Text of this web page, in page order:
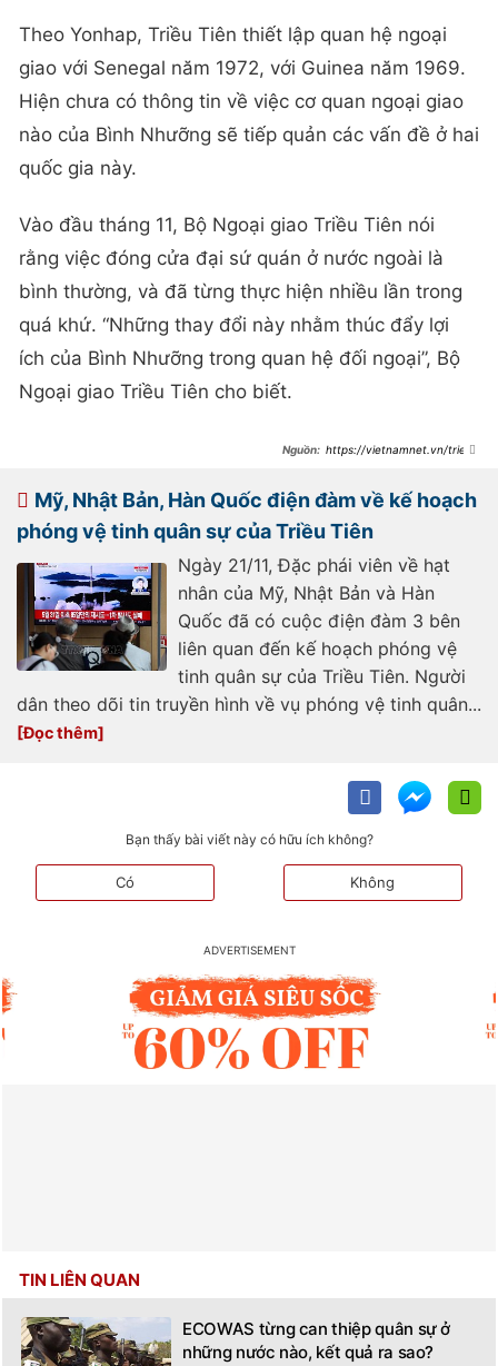
Theo Yonhap, Triều Tiên thiết lập quan hệ ngoại
giao với Senegal năm 1972, với Guinea năm 1969.
Hiện chưa có thông tin về việc cơ quan ngoại giao
nào của Bình Nhưỡng sẽ tiếp quản các vấn đề ở hai
quốc gia này.
Vào đầu tháng 11, Bộ Ngoại giao Triều Tiên nói
rằng việc đóng cửa đại sứ quán ở nước ngoài là
bình thường, và đã từng thực hiện nhiều lần trong
quá khứ. “Những thay đổi này nhằm thúc đẩy lợi
ích của Bình Nhưỡng trong quan hệ đối ngoại”, Bộ
Ngoại giao Triều Tiên cho biết.
https://vietnamnet.vn/trieu-
Mỹ, Nhật Bản, Hàn Quốc điện đàm về kế hoạch
phóng vệ tinh quân sự của Triều Tiên
Ngày 21/11, Đặc phái viên về hạt
nhân của Mỹ, Nhật Bản và Hàn
Quốc đã có cuộc điện đàm 3 bên
liên quan đến kế hoạch phóng vệ
tinh quân sự của Triều Tiên. Người
dân theo dõi tin truyền hình về vụ phóng vệ tinh quân...
Bạn thấy bài viết này có hữu ích không?
Có Không
TIN LIÊN QUAN
ECOWAS từng can thiệp quân sự ở
những nước nào, kết quả ra sao?